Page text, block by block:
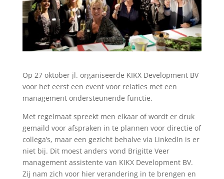
Op 27 oktober jl. organiseerde KIKX Development BV
voor het eerst een event voor relaties met een
management ondersteunende functie.
Met regelmaat spreekt men elkaar of wordt er druk
gemaild voor afspraken in te plannen voor directie of
collega’s, maar een gezicht behalve via LinkedIn is er
niet bij. Dit moest anders vond Brigitte Veer
management assistente van KIKX Development BV.
Zij nam zich voor hier verandering in te brengen en